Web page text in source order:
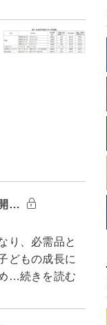
…
り、必需品と
どもの成長に
…続きを読む